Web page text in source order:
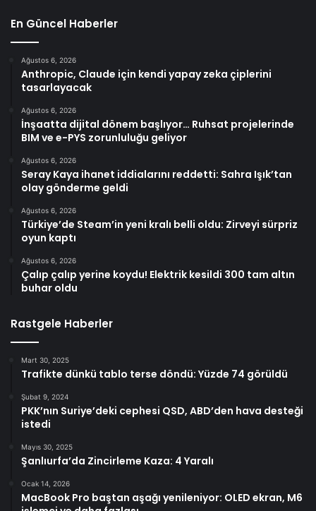
En Güncel Haberler
Ağustos 6, 2026
Anthropic, Claude için kendi yapay zeka çiplerini
tasarlayacak
Ağustos 6, 2026
İnşaatta dijital dönem başlıyor… Ruhsat projelerinde
BIM ve e-PYS zorunluluğu geliyor
Ağustos 6, 2026
Seray Kaya ihanet iddialarını reddetti: Sahra Işık’tan
olay gönderme geldi
Ağustos 6, 2026
Türkiye’de Steam’in yeni kralı belli oldu: Zirveyi sürpriz
oyun kaptı
Ağustos 6, 2026
Çalıp çalıp yerine koydu! Elektrik kesildi 300 tam altın
buhar oldu
Rastgele Haberler
Mart 30, 2025
Trafikte dünkü tablo terse döndü: Yüzde 74 görüldü
Şubat 9, 2024
PKK’nın Suriye’deki cephesi QSD, ABD’den hava desteği
istedi
Mayıs 30, 2025
Şanlıurfa’da Zincirleme Kaza: 4 Yaralı
Ocak 14, 2026
MacBook Pro baştan aşağı yenileniyor: OLED ekran, M6